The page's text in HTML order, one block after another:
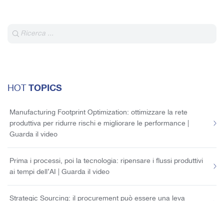
HOTTOPICS
Manufacturing Footprint Optimization: ottimizzare la rete
produttiva per ridurre rischi e migliorare le performance |
Guarda il video
Prima i processi, poi la tecnologia: ripensare i flussi produttivi
ai tempi dell’AI | Guarda il video
Strategic Sourcing: il procurement può essere una leva